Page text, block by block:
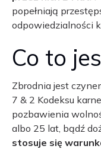
popełniają
odpowiedzialności
Co to
Zbrodnia jest
7 & 2 Kodeksu
pozbawienia
albo 25 lat, bądź
stosuje się